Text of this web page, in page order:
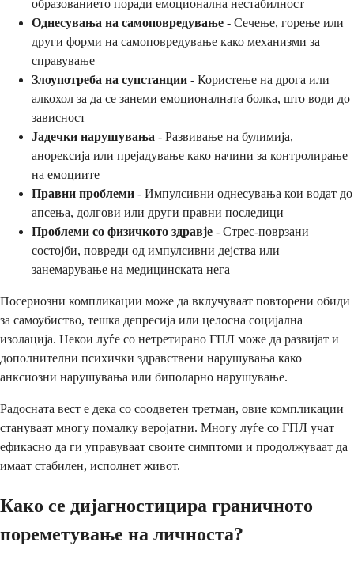
образованието поради емоционална нестабилност
Однесувања на самоповредување - Сечење, горење или
други форми на самоповредување како механизми за
справување
Злоупотреба на супстанции - Користење на дрога или
алкохол за да се занеми емоционалната болка, што води до
зависност
Јадечки нарушувања - Развивање на булимија,
анорексија или прејадување како начини за контролирање
на емоциите
Правни проблеми - Импулсивни однесувања кои водат до
апсења, долгови или други правни последици
Проблеми со физичкото здравје - Стрес-поврзани
состојби, повреди од импулсивни дејства или
занемарување на медицинската нега
Посериозни компликации може да вклучуваат повторени обиди
за самоубиство, тешка депресија или целосна социјална
изолација. Некои луѓе со нетретирано ГПЛ може да развијат и
дополнителни психички здравствени нарушувања како
анксиозни нарушувања или биполарно нарушување.
Радосната вест е дека со соодветен третман, овие компликации
стануваат многу помалку веројатни. Многу луѓе со ГПЛ учат
ефикасно да ги управуваат своите симптоми и продолжуваат да
имаат стабилен, исполнет живот.
Како се дијагностицира граничното
пореметување на личноста?